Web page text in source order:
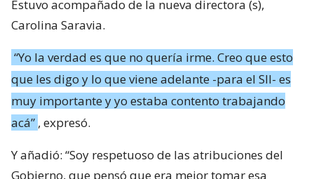
Estuvo acompañado de la nueva directora (s),
Carolina Saravia.
“Yo la verdad es que no quería irme. Creo que esto
que les digo y lo que viene adelante -para el SII- es
muy importante y yo estaba contento trabajando
acá” , expresó.
Y añadió: “Soy respetuoso de las atribuciones del
Gobierno, que pensó que era mejor tomar esa